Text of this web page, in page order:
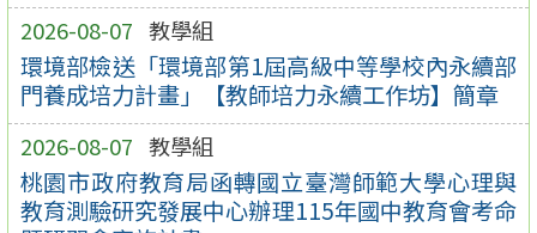
2026-08-07 教學組
環境部檢送「環境部第1屆高級中等學校內永續部
門養成培力計畫」【教師培力永續工作坊】簡章
2026-08-07 教學組
桃園市政府教育局函轉國立臺灣師範大學心理與
教育測驗研究發展中心辦理115年國中教育會考命